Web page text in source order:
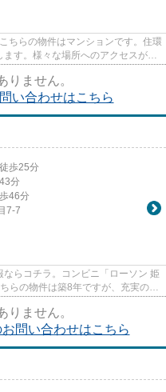
ちらの物件はマンションです。住環
す。様々な場所へのアクセスがし
りません。
い合わせはこちら
歩25分
分
46分
7-7
らコチラ。コンビニ「ローソン 姫
らの物件は築8年ですが、充実の設
りません。
問い合わせはこちら